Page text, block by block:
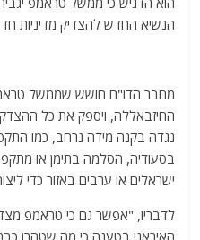
הנשיא החדש להצדיק מדיניות
מחבר הדו"ח חושש שממשל
החיזבאללה, ויספק את כל
נגדה בקנה מידה נרחב, כמו
בסעודיה, הסלמה בתימן או
ישראלים או ערבים באזור כדי
לדבריו, "אפשר גם כי טראמפ
האיראני בטענה כי מה שטהרן